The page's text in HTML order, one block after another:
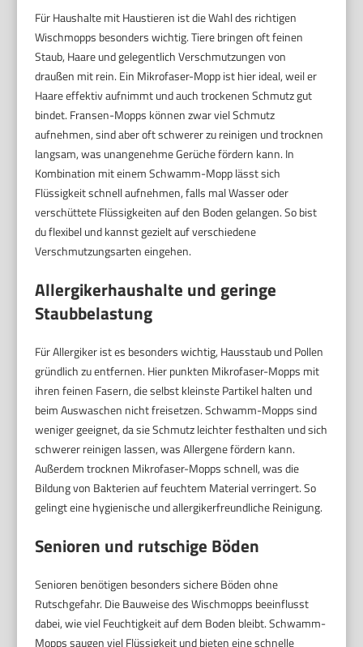
Für Haushalte mit Haustieren ist die Wahl des richtigen
Wischmopps besonders wichtig. Tiere bringen oft feinen
Staub, Haare und gelegentlich Verschmutzungen von
draußen mit rein. Ein Mikrofaser-Mopp ist hier ideal, weil er
Haare effektiv aufnimmt und auch trockenen Schmutz gut
bindet. Fransen-Mopps können zwar viel Schmutz
aufnehmen, sind aber oft schwerer zu reinigen und trocknen
langsam, was unangenehme Gerüche fördern kann. In
Kombination mit einem Schwamm-Mopp lässt sich
Flüssigkeit schnell aufnehmen, falls mal Wasser oder
verschüttete Flüssigkeiten auf den Boden gelangen. So bist
du flexibel und kannst gezielt auf verschiedene
Verschmutzungsarten eingehen.
Allergikerhaushalte und geringe
Staubbelastung
Für Allergiker ist es besonders wichtig, Hausstaub und Pollen
gründlich zu entfernen. Hier punkten Mikrofaser-Mopps mit
ihren feinen Fasern, die selbst kleinste Partikel halten und
beim Auswaschen nicht freisetzen. Schwamm-Mopps sind
weniger geeignet, da sie Schmutz leichter festhalten und sich
schwerer reinigen lassen, was Allergene fördern kann.
Außerdem trocknen Mikrofaser-Mopps schnell, was die
Bildung von Bakterien auf feuchtem Material verringert. So
gelingt eine hygienische und allergikerfreundliche Reinigung.
Senioren und rutschige Böden
Senioren benötigen besonders sichere Böden ohne
Rutschgefahr. Die Bauweise des Wischmopps beeinflusst
dabei, wie viel Feuchtigkeit auf dem Boden bleibt. Schwamm-
Mopps saugen viel Flüssigkeit und bieten eine schnelle